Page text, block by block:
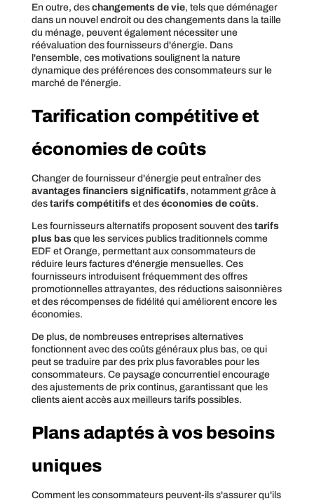
En outre, des changements de vie, tels que déménager
dans un nouvel endroit ou des changements dans la taille
du ménage, peuvent également nécessiter une
réévaluation des fournisseurs d'énergie. Dans
l'ensemble, ces motivations soulignent la nature
dynamique des préférences des consommateurs sur le
marché de l'énergie.
Tarification compétitive et
économies de coûts
Changer de fournisseur d'énergie peut entraîner des
avantages financiers significatifs, notamment grâce à
des tarifs compétitifset des économies de coûts.
Les fournisseurs alternatifs proposent souvent des tarifs
plus basque les services publics traditionnels comme
EDF et Orange, permettant aux consommateurs de
réduire leurs factures d'énergie mensuelles. Ces
fournisseurs introduisent fréquemment des offres
promotionnelles attrayantes, des réductions saisonnières
et des récompenses de fidélité qui améliorent encore les
économies.
De plus, de nombreuses entreprises alternatives
fonctionnent avec des coûts généraux plus bas, ce qui
peut se traduire par des prix plus favorables pour les
consommateurs. Ce paysage concurrentiel encourage
des ajustements de prix continus, garantissant que les
clients aient accès aux meilleurs tarifs possibles.
Plans adaptés à vos besoins
uniques
Comment les consommateurs peuvent-ils s'assurer qu'ils